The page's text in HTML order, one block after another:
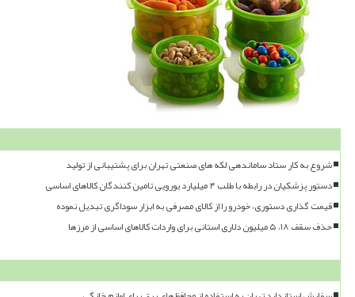
شروع به کار ستاد ساماندهی لکه های صنعتی تهران برای پشتیبانی از تولید
دستور پزشکیان در رابطه با طلب ۴ میلیارد یورویی تامین کنندگان کالاهای اساسی
قیمت گذاری دستوری، خودرو را از کالای مصرفی به ابزار سوداگری تبدیل نموده
حذف سقف ۱۸، ۵ میلیون دلاری استانی برای واردات کالاهای اساسی از مرزها